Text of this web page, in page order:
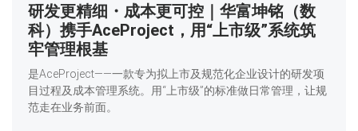
研发更精细・成本更可控｜华富坤铭（数
科）携手AceProject，用“上市级”系统筑
牢管理根基
是AceProject——一款专为拟上市及规范化企业设计的研发项
目过程及成本管理系统。用“上市级”的标准做日常管理，让规
范走在业务前面。